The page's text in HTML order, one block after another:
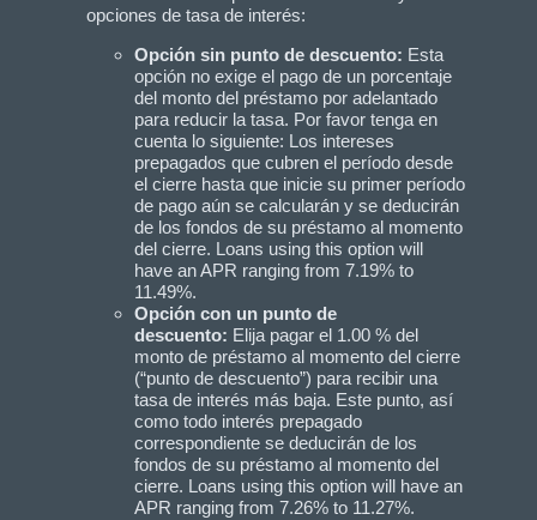
opciones de tasa de interés:
Opción sin punto de descuento: Esta
opción no exige el pago de un porcentaje
del monto del préstamo por adelantado
para reducir la tasa. Por favor tenga en
cuenta lo siguiente: Los intereses
prepagados que cubren el período desde
el cierre hasta que inicie su primer período
de pago aún se calcularán y se deducirán
de los fondos de su préstamo al momento
del cierre. Loans using this option will
have an APR ranging from 7.19% to
11.49%.
Opción con un punto de
descuento: Elija pagar el 1.00 % del
monto de préstamo al momento del cierre
(“punto de descuento”) para recibir una
tasa de interés más baja. Este punto, así
como todo interés prepagado
correspondiente se deducirán de los
fondos de su préstamo al momento del
cierre. Loans using this option will have an
APR ranging from 7.26% to 11.27%.